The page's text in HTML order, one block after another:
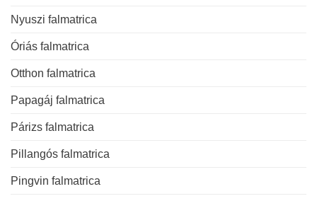
Nyuszi falmatrica
Óriás falmatrica
Otthon falmatrica
Papagáj falmatrica
Párizs falmatrica
Pillangós falmatrica
Pingvin falmatrica